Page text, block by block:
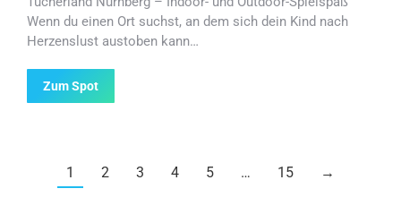
Wenn du einen Ort suchst, an dem sich dein Kind nach
Herzenslust austoben kann…
Zum Spot
1 2 3 4 5 … 15 →